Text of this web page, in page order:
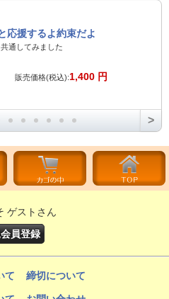
応援するよ約束だよ
通してみました
販売価格(税込):1,400 円
>
ゲストさん
員登録
て 締切について